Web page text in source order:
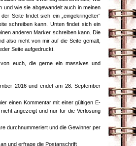
wie sie abgewandelt auch in meinen
Seite findet sich ein „eingekringelter“
schreiben kann. Unten findet sich ein
anderen Marker schreiben kann. Die
also nicht von mir auf die Seite gemalt,
Seite aufgedruckt.
euch, die gerne ein massives und
2016 und endet am 28. September
einen Kommentar mit einer gültigen E-
angezeigt und nur für die Verlosung
durchnummeriert und die Gewinner per
und erfrage die Postanschrift